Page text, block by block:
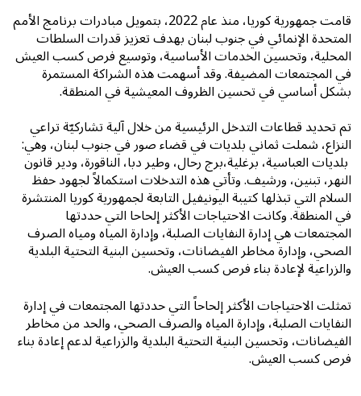
قامت جمهورية كوريا، منذ عام 2022، بتمويل مبادرات برنامج الأمم
المتحدة الإنمائي في جنوب لبنان بهدف تعزيز قدرات السلطات
المحلية، وتحسين الخدمات الأساسية، وتوسيع فرص كسب العيش
في المجتمعات المضيفة. وقد أسهمت هذه الشراكة المستمرة
بشكل أساسي في تحسين الظروف المعيشية في المنطقة.
تم تحديد قطاعات التدخل الرئيسية من خلال آلية تشاركيّة تراعي
النزاع، شملت ثماني بلديات في قضاء صور في جنوب لبنان، وهي:
بلديات العباسية، برغلية،برج رحال، وطير دبا، الناقورة، ودير قانون
النهر، تبنين، ورشيف. وتأتي هذه التدخلات استكمالاً لجهود حفظ
السلام التي تبذلها كتيبة اليونيفيل التابعة لجمهورية كوريا المنتشرة
في المنطقة. وكانت الاحتياجات الأكثر إلحاحا التي حددتها
المجتمعات هي إدارة النفايات الصلبة، وإدارة المياه ومياه الصرف
الصحي، وإدارة مخاطر الفيضانات، وتحسين البنية التحتية البلدية
والزراعية لإعادة بناء فرص كسب العيش.
تمثلت الاحتياجات الأكثر إلحاحاً التي حددتها المجتمعات في إدارة
النفايات الصلبة، وإدارة المياه والصرف الصحي، والحد من مخاطر
الفيضانات، وتحسين البنية التحتية البلدية والزراعية لدعم إعادة بناء
فرص كسب العيش.